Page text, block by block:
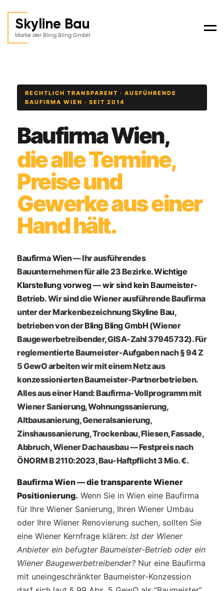
Skyline Bau
Marke der Bling Bling GmbH
RECHTLICH TRANSPARENT · AUSFÜHRENDE
BAUFIRMA WIEN · SEIT 2014
Baufirma Wien,
die alle Termine,
Preise und
Gewerke aus einer
Hand hält.
Baufirma Wien— Ihr ausführendes
Bauunternehmen für alle 23 Bezirke.Wichtige
Klarstellung vorweg — wir sind kein Baumeister-
Betrieb.Wir sind die Wiener ausführende Baufirma
unter der MarkenbezeichnungSkyline Bau,
betrieben von derBling Bling GmbH (Wiener
Baugewerbetreibender, GISA-Zahl 37945732). Für
reglementierte Baumeister-Aufgaben nach § 94 Z
5 GewO arbeiten wir mit einem Netz aus
konzessionierten Baumeister-Partnerbetrieben.
Alles aus einer Hand: Baufirma-Vollprogramm mit
Wiener Sanierung, Wohnungssanierung,
Altbausanierung, Generalsanierung,
Zinshaussanierung, Trockenbau, Fliesen, Fassade,
Abbruch, Wiener Dachausbau — Festpreis nach
ÖNORM B 2110:2023, Bau-Haftpflicht 3 Mio. €.
Baufirma Wien — die transparente Wiener
Positionierung. Wenn Sie in Wien eine Baufirma
für Ihre Wiener Sanierung, Ihren Wiener Umbau
oder Ihre Wiener Renovierung suchen, sollten Sie
eine Wiener Kernfrage klären: Ist der Wiener
Anbieter ein befugter Baumeister-Betrieb oder ein
Wiener Baugewerbetreibender? Nur eine Baufirma
mit uneingeschränkter Baumeister-Konzession